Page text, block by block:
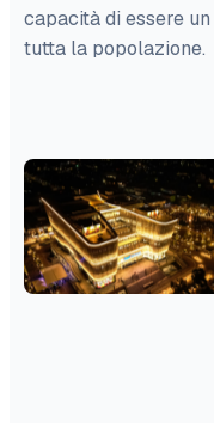
capacità di essere
tutta la popolazione.